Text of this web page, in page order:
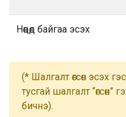
Нөөцөд байгаа эсэх
(* Шалгалт өгсөн эсэх
тусгай шалгалт “өгсөн”
бичнэ).